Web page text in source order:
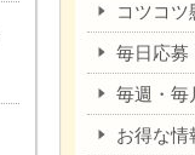
コツコツ
毎日応募
毎週・毎
お得な情